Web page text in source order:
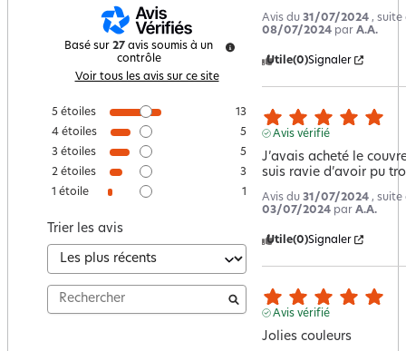
Basé sur 27 avis soumis à un
contrôle
Voir tous les avis sur ce site
5 étoiles
13
4 étoiles
5
3 étoiles
5
2 étoiles
3
1 étoile 1
Trier les avis
Avis du 31/07/2024 , suite
08/07/2024 par A.A.
Utile(0)Signaler
Avis vérifié
J’avais acheté le
suis ravie d’avoir pu
Avis du 31/07/2024 , suite
03/07/2024 par A.A.
Utile(0)Signaler
Avis vérifié
Jolies couleurs